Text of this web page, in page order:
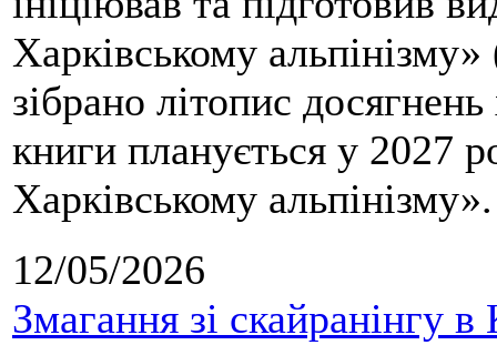
Харківському
зібрано літопис
книги планується у 2027
Харківському альпінізму».
12/05/2026
Змагання зі скайранінгу в